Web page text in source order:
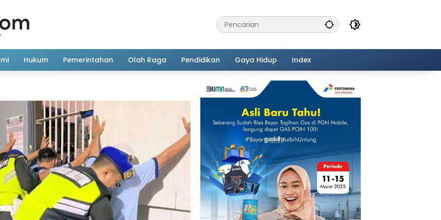
Hukum Pemerintahan Olah Raga Pendidikan Gaya Hidup Index